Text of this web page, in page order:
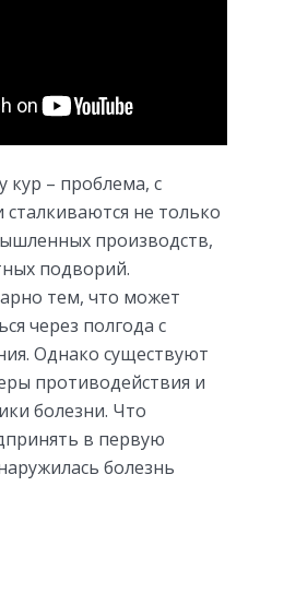
кур – проблема, с
сталкиваются не только
производств,
подворий.
тем, что может
через полгода с
Однако существуют
противодействия и
болезни. Что
в первую
болезнь